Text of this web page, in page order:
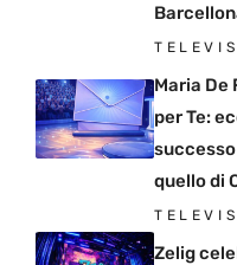
Maria De
per Te:
quello di
Zelig